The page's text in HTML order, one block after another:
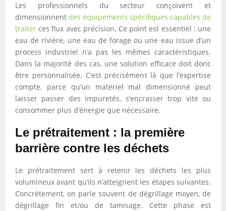
Les professionnels du secteur conçoivent et
dimensionnent des équipements spécifiques capables de
traiter ces flux avec précision. Ce point est essentiel : une
eau de rivière, une eau de forage ou une eau issue d’un
process industriel n’a pas les mêmes caractéristiques.
Dans la majorité des cas, une solution efficace doit donc
être personnalisée. C’est précisément là que l’expertise
compte, parce qu’un matériel mal dimensionné peut
laisser passer des impuretés, s’encrasser trop vite ou
consommer plus d’énergie que nécessaire.
Le prétraitement : la première
barrière contre les déchets
Le prétraitement sert à retenir les déchets les plus
volumineux avant qu’ils n’atteignent les étapes suivantes.
Concrètement, on parle souvent de dégrillage moyen, de
dégrillage fin et/ou de tamisage. Cette phase est